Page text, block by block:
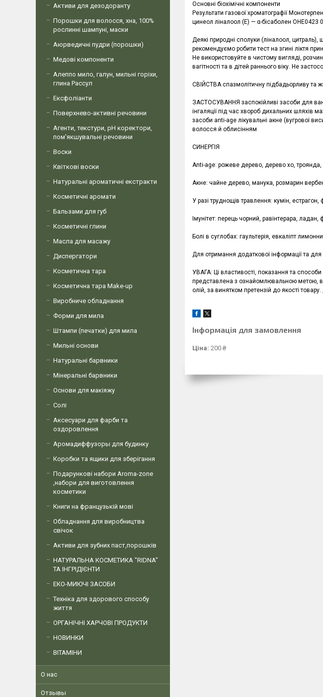
Основні біохімічні компоненти
Результати газової хроматографії
цинеол ліналоол (Е) — α-бісаболен OHE0423
Деякі природні сполуки (ліналоол, цитраль),
рекомендуємо робити тест на згині ліктя
Не використовуйте в чистому вигляді,
вагітності та в дітей раннього віку. Не
СВІЙСТВА спазмолітичну підбадьорливу та
ЗАСТОСУВАННЯ заспокійливі засоби для
інгаляції під час хвороб дихальних шляхів
засоби anti-age лікувальні акне (вугрової
волосся й облисінням
СИНЕРГІЯ
Anti-age: рожеве дерево, дерево хо,
Акне: чайне дерево, манука, розмарин
У разі труднощів травлення: кумін,
Імунітет: перець чорний, равінтерара, ладан,
Болі в суглобах: гаультерія, евкаліпт
Для отримання додаткової інформації та для
УВАГА: Ці властивості, показання та
представлена з ознайомлювальною метою,
олій, за винятком претензій до якості
Інформація для замовлення
Ціна: 200 ₴
Активи для дезодоранту
Порошки для волосся, хна, 100%
рослинні шампуні, маски
Аюрведичні пудри (порошки)
Медові компоненти
Алеппо мило, галун, мильні горіхи,
глина Рассул
Ексфоліанти
Поверхнево-активні речовини
Агенти, текстури, рН коректори,
пом'якшувальні речовини
Воски
Квіткові воски
Натуральні ароматичні екстракти
Косметичні аромати
Бальзами для губ
Косметичні глини
Масла для масажу
Диспергатори
Косметична тара
Косметична тара Make-up
Виробниче обладнання
Форми для мила
Штампи (печатки) для мила
Мильні основи
Натуральні барвники
Мінеральні барвники
Основи для макіяжу
Солі
Аксесуари для фарби та
оздоровлення
Аромадиффузоры для будинку
Коробки та ящики для зберігання
Подарункові набори Aroma-zone
,набори для виготовлення
косметики
Книги на французькій мові
Обладнання для виробництва
свічок
Активи для зубних паст,порошків
НАТУРАЛЬНА КОСМЕТИКА "RIDNA"
ТА ІНГРІДІЄНТИ
ЕКО-МИЮЧІ ЗАСОБИ
Техніка для здорового способу
життя
ОРГАНІЧНІ ХАРЧОВІ ПРОДУКТИ
НОВИНКИ
ВІТАМІНИ
О нас
Отзывы